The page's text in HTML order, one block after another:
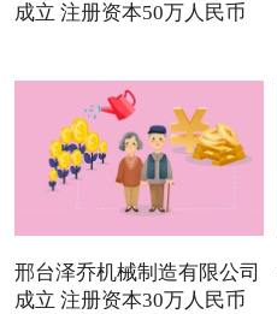
成立 注册资本50万人民币
邢台泽乔机械制造有限公司
成立 注册资本30万人民币